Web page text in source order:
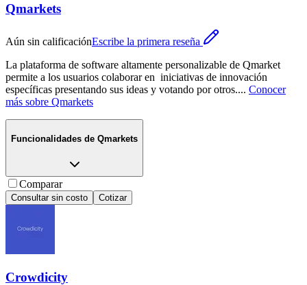
Qmarkets
Aún sin calificaciónEscribe la primera reseña
La plataforma de software altamente personalizable de Qmarket
permite a los usuarios colaborar en iniciativas de innovación
específicas presentando sus ideas y votando por otros.... Conocer
más sobre Qmarkets
Funcionalidades de Qmarkets
Comparar
Consultar sin costo Cotizar
Crowdicity